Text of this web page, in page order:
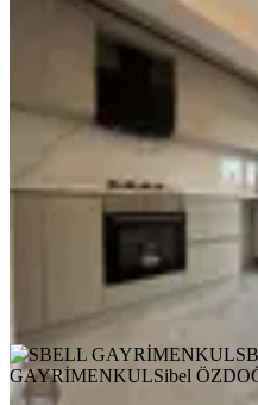
Sbell'den
Cephede
Çankaya,
3+1· 150 m² ·
15.000.000 ₺
SBELL GAYRİMENKUL
GAYRİMENKULSibel